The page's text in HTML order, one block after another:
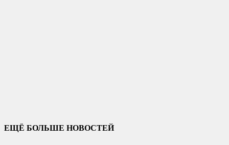
ЕЩЁ БОЛЬШЕ НОВОСТЕЙ